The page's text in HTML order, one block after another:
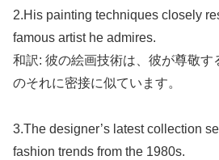
2.His painting techniques closely
famous artist he admires.
和訳: 彼の絵画技術は、彼が尊敬す
のそれに密接に似ています。
3.The designer’s latest collection
fashion trends from the 1980s.